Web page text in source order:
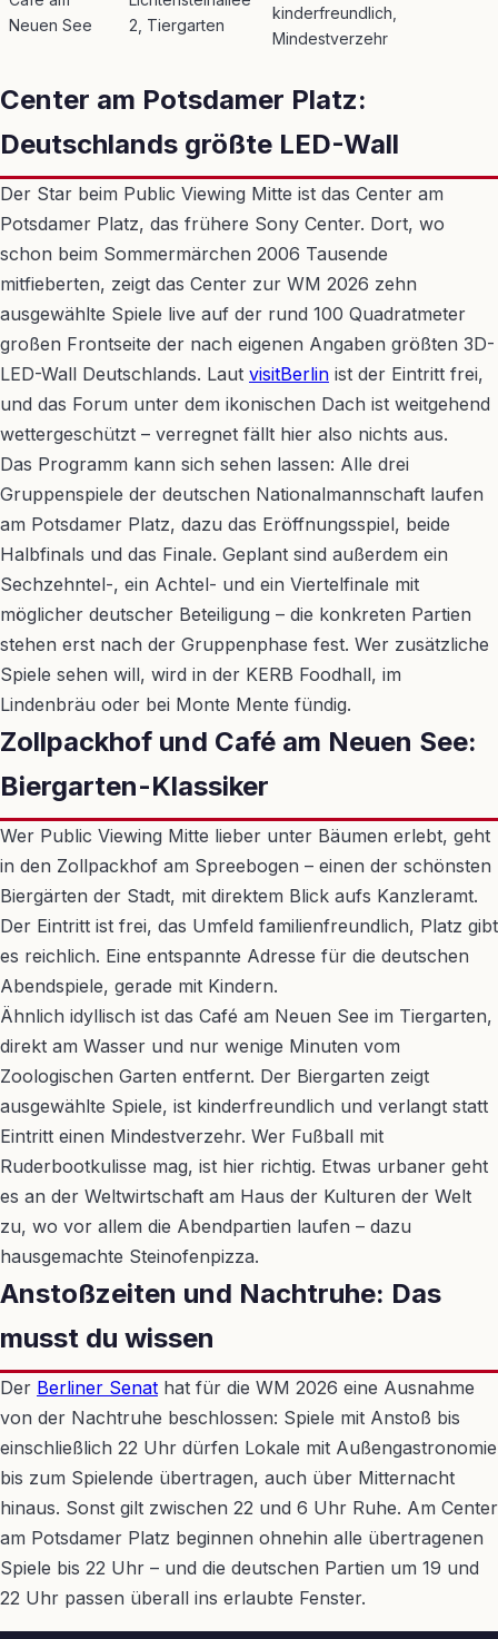
Neuen See
2, Tiergarten
kinderfreundlich,
Mindestverzehr
Center am Potsdamer Platz:
Deutschlands größte LED-Wall
Der Star beim Public Viewing Mitte ist das Center am
Potsdamer Platz, das frühere Sony Center. Dort, wo
schon beim Sommermärchen 2006 Tausende
mitfieberten, zeigt das Center zur WM 2026 zehn
ausgewählte Spiele live auf der rund 100 Quadratmeter
großen Frontseite der nach eigenen Angaben größten 3D-
LED-Wall Deutschlands. Laut visitBerlin ist der Eintritt frei,
und das Forum unter dem ikonischen Dach ist weitgehend
wettergeschützt – verregnet fällt hier also nichts aus.
Das Programm kann sich sehen lassen: Alle drei
Gruppenspiele der deutschen Nationalmannschaft laufen
am Potsdamer Platz, dazu das Eröffnungsspiel, beide
Halbfinals und das Finale. Geplant sind außerdem ein
Sechzehntel-, ein Achtel- und ein Viertelfinale mit
möglicher deutscher Beteiligung – die konkreten Partien
stehen erst nach der Gruppenphase fest. Wer zusätzliche
Spiele sehen will, wird in der KERB Foodhall, im
Lindenbräu oder bei Monte Mente fündig.
Zollpackhof und Café am Neuen See:
Biergarten-Klassiker
Wer Public Viewing Mitte lieber unter Bäumen erlebt, geht
in den Zollpackhof am Spreebogen – einen der schönsten
Biergärten der Stadt, mit direktem Blick aufs Kanzleramt.
Der Eintritt ist frei, das Umfeld familienfreundlich, Platz gibt
es reichlich. Eine entspannte Adresse für die deutschen
Abendspiele, gerade mit Kindern.
Ähnlich idyllisch ist das Café am Neuen See im Tiergarten,
direkt am Wasser und nur wenige Minuten vom
Zoologischen Garten entfernt. Der Biergarten zeigt
ausgewählte Spiele, ist kinderfreundlich und verlangt statt
Eintritt einen Mindestverzehr. Wer Fußball mit
Ruderbootkulisse mag, ist hier richtig. Etwas urbaner geht
es an der Weltwirtschaft am Haus der Kulturen der Welt
zu, wo vor allem die Abendpartien laufen – dazu
hausgemachte Steinofenpizza.
Anstoßzeiten und Nachtruhe: Das
musst du wissen
Der Berliner Senat hat für die WM 2026 eine Ausnahme
von der Nachtruhe beschlossen: Spiele mit Anstoß bis
einschließlich 22 Uhr dürfen Lokale mit Außengastronomie
bis zum Spielende übertragen, auch über Mitternacht
hinaus. Sonst gilt zwischen 22 und 6 Uhr Ruhe. Am Center
am Potsdamer Platz beginnen ohnehin alle übertragenen
Spiele bis 22 Uhr – und die deutschen Partien um 19 und
22 Uhr passen überall ins erlaubte Fenster.